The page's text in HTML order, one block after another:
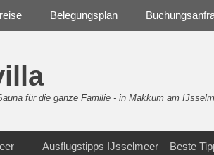
Belegungsplan
für die ganze Familie - in Makkum am
Ausflugstipps IJsselmeer – Beste